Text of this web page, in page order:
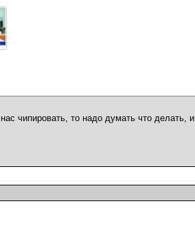
чипировать, то надо думать что делать,